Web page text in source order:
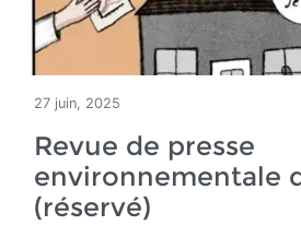
27 juin, 2025
Revue de presse
environnementale
(réservé)